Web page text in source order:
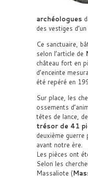
archéologues
des vestiges d’un
Ce sanctuaire,
selon l’article de
château fort en
d’enceinte
été repéré en
Sur place, les
ossements
têtes de lance,
trésor de 41
deuxième
avant notre ère.
Les pièces ont
Selon les
Massaliote (